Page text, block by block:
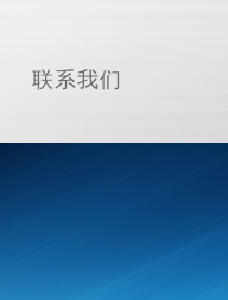
联系我们